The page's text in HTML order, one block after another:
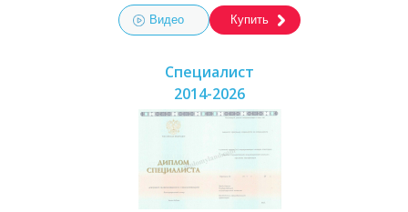
Видео Купить
Специалист
2014-2026